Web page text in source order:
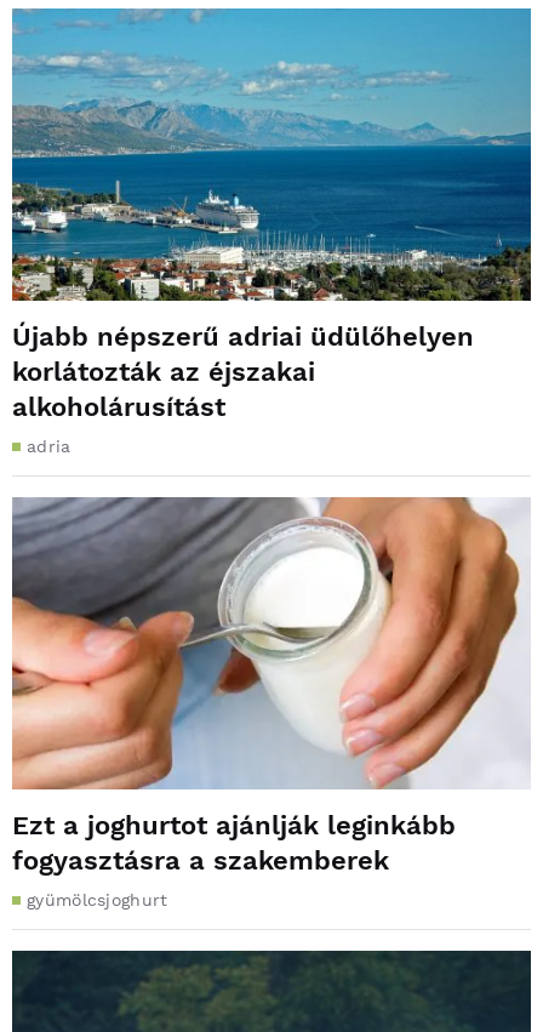
Újabb népszerű adriai üdülőhelyen
korlátozták az éjszakai
alkoholárusítást
adria
Ezt a joghurtot ajánlják leginkább
fogyasztásra a szakemberek
gyümölcsjoghurt